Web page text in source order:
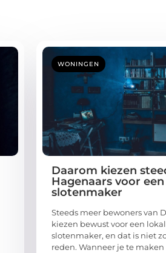
WONINGEN
Daarom kiezen
Hagenaars voor
slotenmaker
Steeds meer bewoners van
kiezen bewust voor een
slotenmaker, en dat is niet
reden. Wanneer je te